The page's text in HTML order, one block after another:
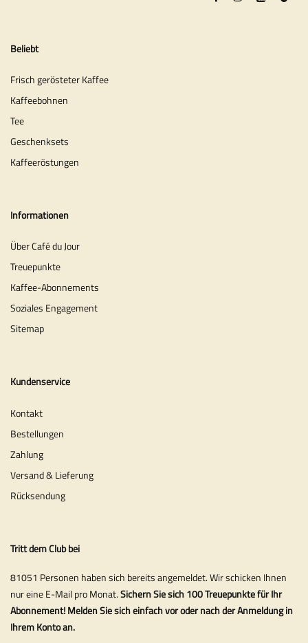
Beliebt
Frisch gerösteter Kaffee
Kaffeebohnen
Tee
Geschenksets
Kaffeeröstungen
Informationen
Über Café du Jour
Treuepunkte
Kaffee-Abonnements
Soziales Engagement
Sitemap
Kundenservice
Kontakt
Bestellungen
Zahlung
Versand & Lieferung
Rücksendung
Tritt dem Club bei
81051 Personen haben sich bereits angemeldet. Wir schicken Ihnen
nur eine E-Mail pro Monat.Sichern Sie sich 100 Treuepunkte für Ihr
Abonnement! Melden Sie sich einfach vor oder nach der Anmeldung in
Ihrem Konto an.